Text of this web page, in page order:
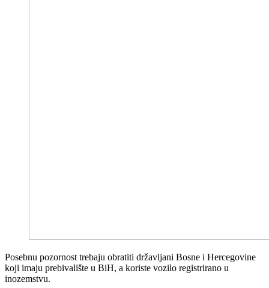
Posebnu pozornost trebaju obratiti državljani Bosne i Hercegovine
koji imaju prebivalište u BiH, a koriste vozilo registrirano u
inozemstvu.